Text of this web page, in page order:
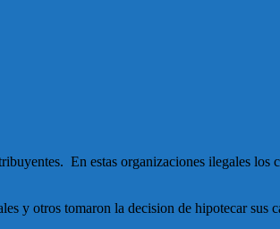
En estas organizaciones ilegales los
y otros tomaron la decision de hipotecar sus